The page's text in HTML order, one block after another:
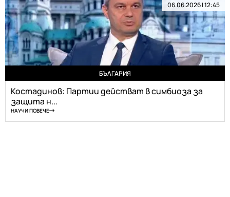
06.06.2026 | 12:45
БЪЛГАРИЯ
Костадинов: Партии действат в симбиоза за
защита н...
НАУЧИ ПОВЕЧЕ